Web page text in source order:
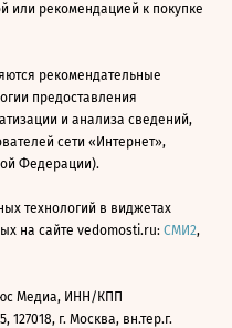
или рекомендацией к покупке
рекомендательные
предоставления
и анализа сведений,
сети «Интернет»,
Федерации).
технологий в виджетах
на сайте vedomosti.ru: СМИ2,
Медиа, ИНН/КПП
127018, г. Москва, вн.тер.г.